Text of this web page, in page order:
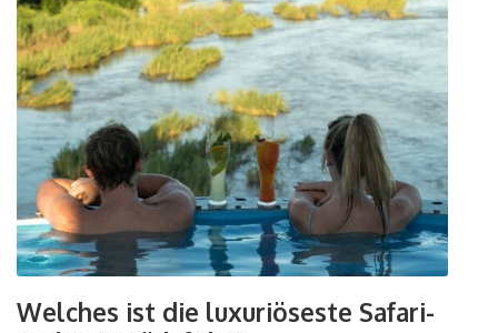
Welches ist die luxuriöseste Safari-